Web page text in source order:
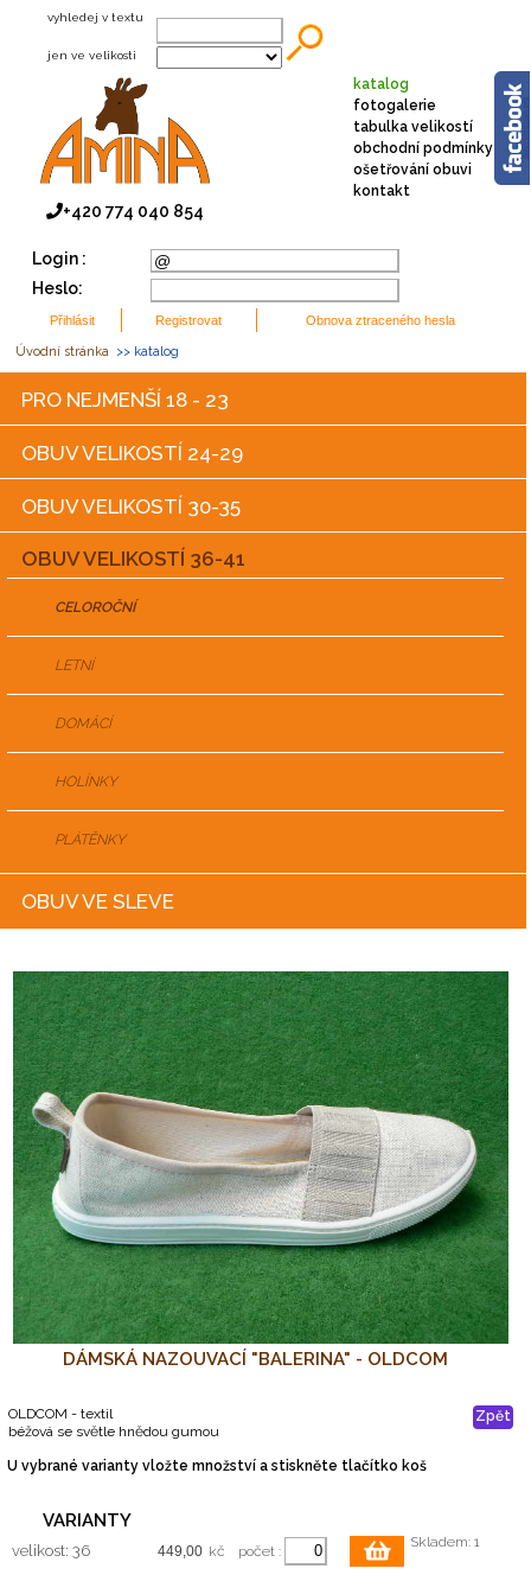
+420 774 040 854
vyhledej v textu
jen ve velikosti
Login :
Heslo:
Úvodní stránka >> katalog
katalog
fotogalerie
tabulka velikostí
obchodní podmínky
ošetřování obuvi
kontakt
PRO NEJMENŠÍ 18 - 23
OBUV VELIKOSTÍ 24-29
OBUV VELIKOSTÍ 30-35
OBUV VELIKOSTÍ 36-41
CELOROČNÍ
LETNÍ
DOMÁCÍ
HOLÍNKY
PLÁTĚNKY
OBUV VE SLEVE
DÁMSKÁ NAZOUVACÍ "BALERINA" - OLDCOM
Zpět
OLDCOM - textil
béžová se světle hnědou gumou
U vybrané varianty vložte množství a stiskněte tlačítko koš
VARIANTY
velikost: 36 kč počet :
Skladem: 1